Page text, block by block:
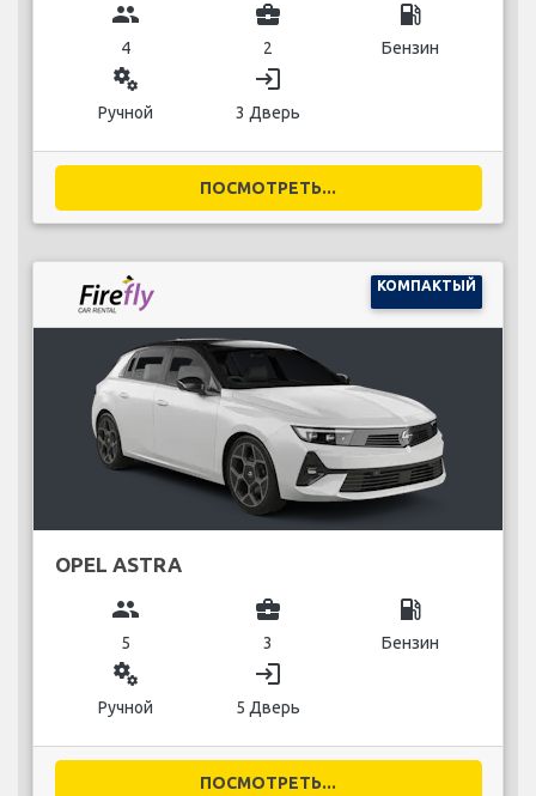
group
4
business_center
2
local_gas_station
Бензин
miscellaneous_services
Ручной
login
3 Дверь
ПОСМОТРЕТЬ...
КОМПАКТЫЙ
OPEL ASTRA
group
5
business_center
3
local_gas_station
Бензин
miscellaneous_services
Ручной
login
5 Дверь
ПОСМОТРЕТЬ...